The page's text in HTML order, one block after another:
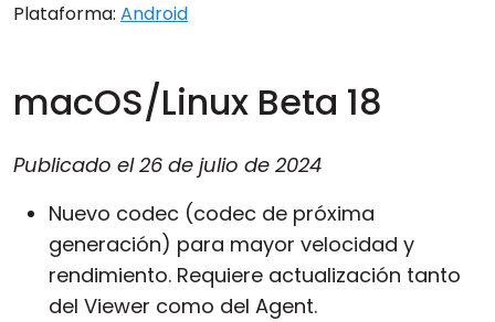
Plataforma: Android
macOS/Linux Beta 18
Publicado el26 de julio de 2024
Nuevo codec (codec de próxima
generación) para mayor velocidad y
rendimiento. Requiere actualización tanto
del Viewer como del Agent.